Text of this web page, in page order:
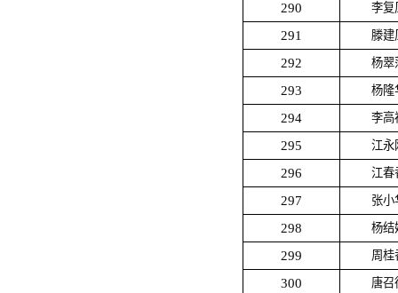
290 李复
291 滕建
292 杨翠
293 杨隆
294 李高
295 江永
296 江春
297 张小
298 杨结
299 周桂
300 唐召